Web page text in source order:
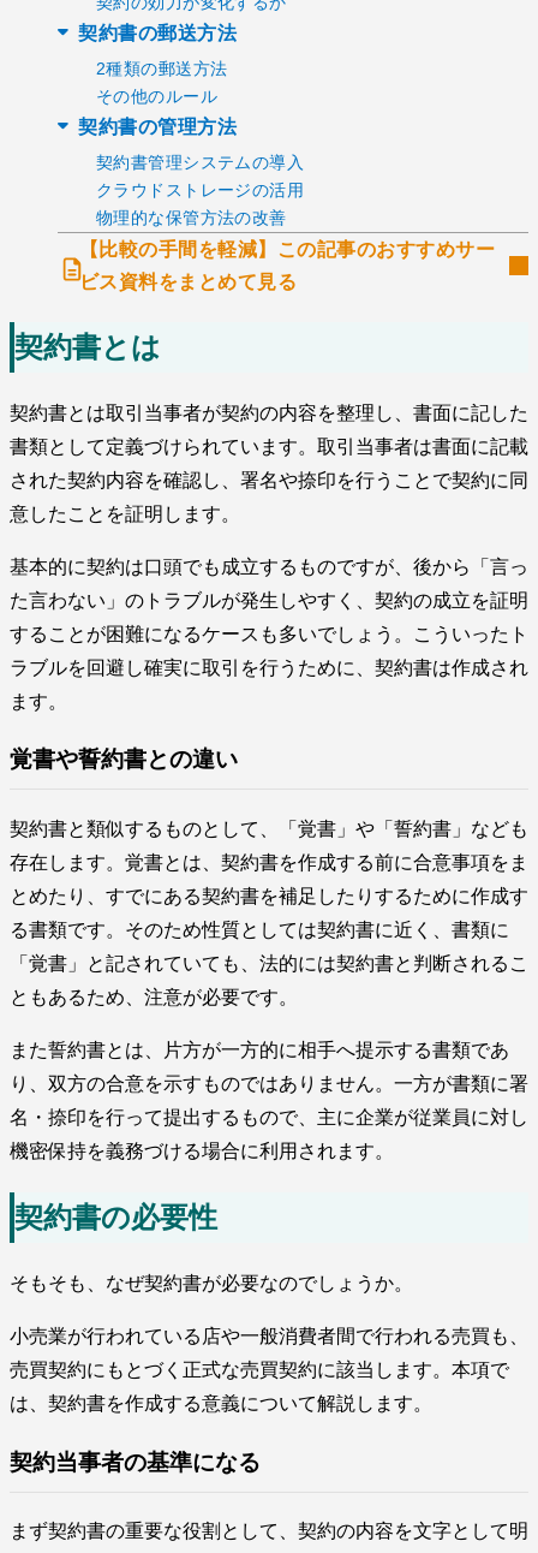
契約書の郵送方法
2種類の郵送方法
その他のルール
契約書の管理方法
契約書管理システムの導入
クラウドストレージの活用
物理的な保管方法の改善
【比較の手間を軽減】この記事のおすすめサー
ビス資料をまとめて見る
契約書とは
契約書とは取引当事者が契約の内容を整理し、書面に記した
書類として定義づけられています。取引当事者は書面に記載
された契約内容を確認し、署名や捺印を行うことで契約に同
意したことを証明します。
基本的に契約は口頭でも成立するものですが、後から「言っ
た言わない」のトラブルが発生しやすく、契約の成立を証明
することが困難になるケースも多いでしょう。こういったト
ラブルを回避し確実に取引を行うために、契約書は作成され
ます。
覚書や誓約書との違い
契約書と類似するものとして、「覚書」や「誓約書」なども
存在します。覚書とは、契約書を作成する前に合意事項をま
とめたり、すでにある契約書を補足したりするために作成す
る書類です。そのため性質としては契約書に近く、書類に
「覚書」と記されていても、法的には契約書と判断されるこ
ともあるため、注意が必要です。
また誓約書とは、片方が一方的に相手へ提示する書類であ
り、双方の合意を示すものではありません。一方が書類に署
名・捺印を行って提出するもので、主に企業が従業員に対し
機密保持を義務づける場合に利用されます。
契約書の必要性
そもそも、なぜ契約書が必要なのでしょうか。
小売業が行われている店や一般消費者間で行われる売買も、
売買契約にもとづく正式な売買契約に該当します。本項で
は、契約書を作成する意義について解説します。
契約当事者の基準になる
まず契約書の重要な役割として、契約の内容を文字として明